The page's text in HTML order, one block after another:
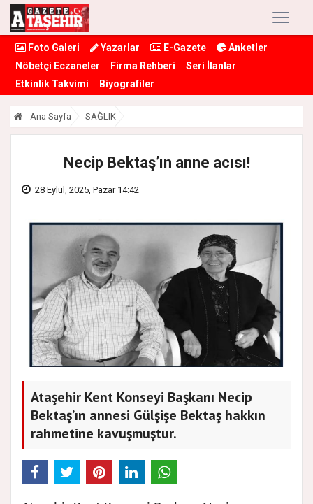
Foto Galeri Yazarlar E-Gazete
Anketler
Nöbetçi Eczaneler
Firma Rehberi
Seri İlanlar
Etkinlik Takvimi
Biyografiler
Ana Sayfa SAĞLIK
Necip Bektaş’ın anne acısı!
28 Eylül, 2025, Pazar 14:42
Ataşehir Kent Konseyi Başkanı Necip
Bektaş’ın annesi Gülşişe Bektaş hakkın
rahmetine kavuşmuştur.